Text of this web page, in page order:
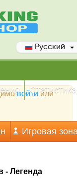
Русский
Статистика
Игровая
войтиили
- Легенда